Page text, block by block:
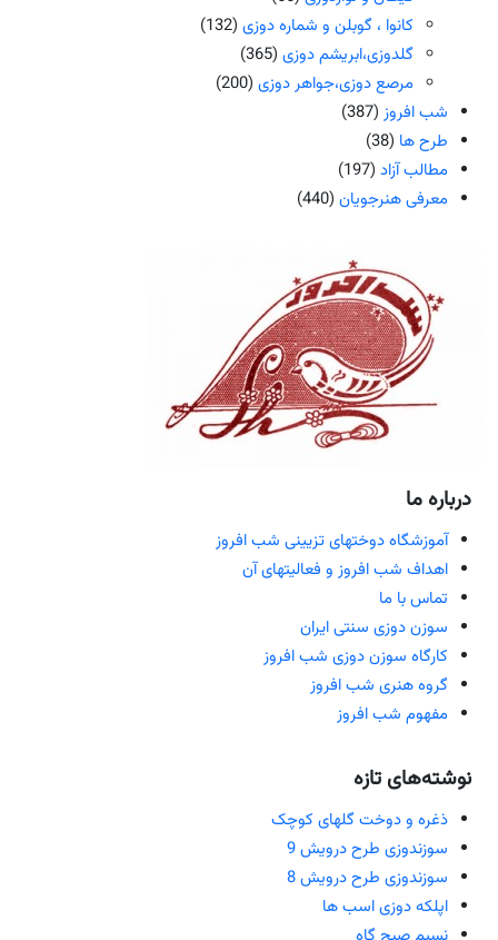
کانوا ، گوبلن و شماره دوزی (132)
گلدوزی،ابریشم دوزی (365)
مرصع دوزی،جواهر دوزی (200)
شب افروز (387)
طرح ها (38)
مطالب آزاد (197)
معرفی هنرجویان (440)
درباره ما
آموزشگاه دوختهای تزیینی شب افروز
اهداف شب افروز و فعالیتهای آن
تماس با ما
سوزن دوزی سنتی ایران
کارگاه سوزن دوزی شب افروز
گروه هنری شب افروز
مفهوم شب افروز
نوشته‌های تازه
ذغره و دوخت گلهای کوچک
سوزندوزی طرح درویش 9
سوزندوزی طرح درویش 8
اپلکه دوزی اسب ها